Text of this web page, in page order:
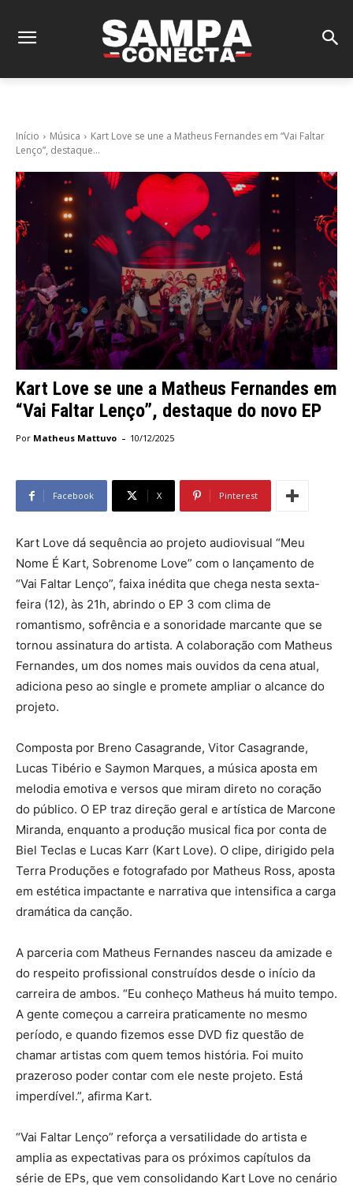
Início Música
Kart Love se une a Matheus Fernandes em “Vai Faltar
Lenço”, destaque...
Kart Love se une a Matheus Fernandes em
“Vai Faltar Lenço”, destaque do novo EP
Por Matheus Mattuvo - 10/12/2025
Facebook X Pinterest
Kart Love dá sequência ao projeto audiovisual “Meu
Nome É Kart, Sobrenome Love” com o lançamento de
“Vai Faltar Lenço”, faixa inédita que chega nesta sexta-
feira (12), às 21h, abrindo o EP 3 com clima de
romantismo, sofrência e a sonoridade marcante que se
tornou assinatura do artista. A colaboração com Matheus
Fernandes, um dos nomes mais ouvidos da cena atual,
adiciona peso ao single e promete ampliar o alcance do
projeto.
Composta por Breno Casagrande, Vitor Casagrande,
Lucas Tibério e Saymon Marques, a música aposta em
melodia emotiva e versos que miram direto no coração
do público. O EP traz direção geral e artística de Marcone
Miranda, enquanto a produção musical fica por conta de
Biel Teclas e Lucas Karr (Kart Love). O clipe, dirigido pela
Terra Produções e fotografado por Matheus Ross, aposta
em estética impactante e narrativa que intensifica a carga
dramática da canção.
A parceria com Matheus Fernandes nasceu da amizade e
do respeito profissional construídos desde o início da
carreira de ambos. “Eu conheço Matheus há muito tempo.
A gente começou a carreira praticamente no mesmo
período, e quando fizemos esse DVD fiz questão de
chamar artistas com quem temos história. Foi muito
prazeroso poder contar com ele neste projeto. Está
imperdível.”, afirma Kart.
“Vai Faltar Lenço” reforça a versatilidade do artista e
amplia as expectativas para os próximos capítulos da
série de EPs, que vem consolidando Kart Love no cenário